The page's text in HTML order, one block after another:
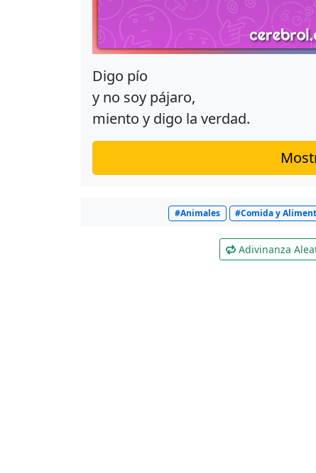
Digo pío
y no soy pájaro,
miento y digo la verdad.
#Animales #Comida y
Adivinanza